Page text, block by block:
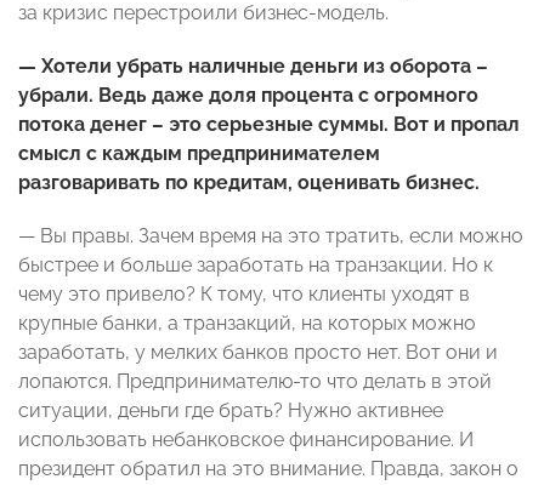
за кризис перестроили бизнес-модель.
— Хотели убрать наличные деньги из оборота –
убрали. Ведь даже доля процента с огромного
потока денег – это серьезные суммы. Вот и пропал
смысл с каждым предпринимателем
разговаривать по кредитам, оценивать бизнес.
— Вы правы. Зачем время на это тратить, если можно
быстрее и больше заработать на транзакции. Но к
чему это привело? К тому, что клиенты уходят в
крупные банки, а транзакций, на которых можно
заработать, у мелких банков просто нет. Вот они и
лопаются. Предпринимателю-то что делать в этой
ситуации, деньги где брать? Нужно активнее
использовать небанковское финансирование. И
президент обратил на это внимание. Правда, закон о